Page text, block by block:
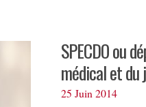
SPECDO ou
médical et du
25 Juin 2014